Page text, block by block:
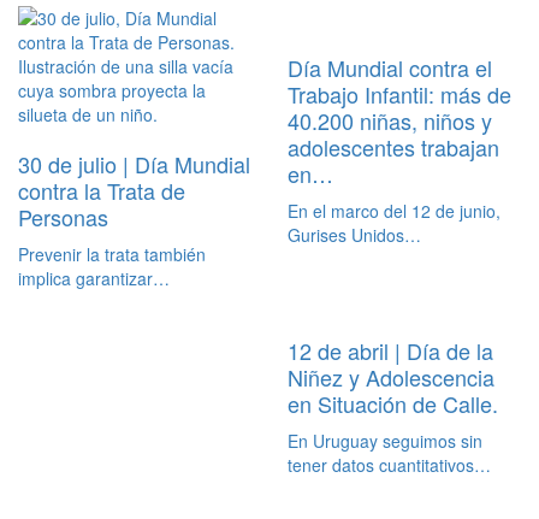
30 de julio | Día Mundial
contra la Trata de
Personas
Prevenir la trata también
implica garantizar…
Día Mundial contra el
Trabajo Infantil: más de
40.200 niñas, niños y
adolescentes trabajan
en…
En el marco del 12 de junio,
Gurises Unidos…
12 de abril | Día de la
Niñez y Adolescencia
en Situación de Calle.
En Uruguay seguimos sin
tener datos cuantitativos…